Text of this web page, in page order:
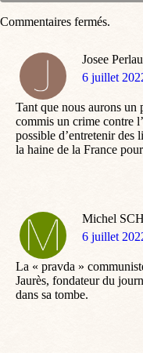
Josee
dit
6 juillet
Tant que nous aurons un
commis un crime contre
possible d’entretenir des
la haine de la France
Michel
dit
6 juillet
La « pravda »
Jaurès, fondateur du
dans sa tombe.
Commentaires fermés.